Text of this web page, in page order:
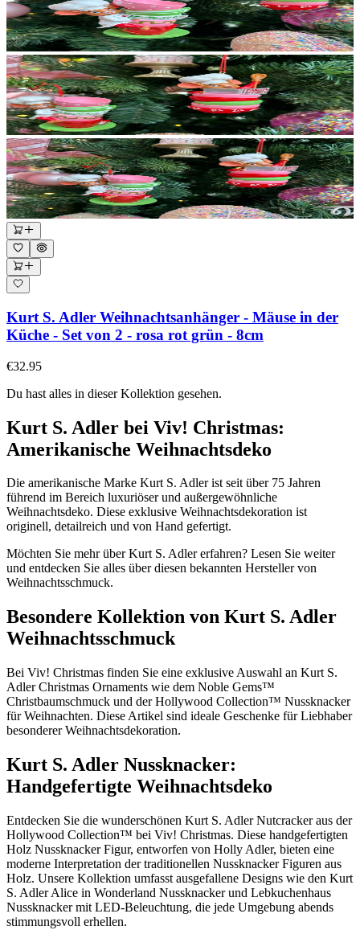
Kurt S. Adler Weihnachtsanhänger - Mäuse in der
Küche - Set von 2 - rosa rot grün - 8cm
€32.95
Du hast alles in dieser Kollektion gesehen.
Kurt S. Adler bei Viv! Christmas:
Amerikanische Weihnachtsdeko
Die amerikanische Marke Kurt S. Adler ist seit über 75 Jahren
führend im Bereich luxuriöser und außergewöhnliche
Weihnachtsdeko. Diese exklusive Weihnachtsdekoration ist
originell, detailreich und von Hand gefertigt.
Möchten Sie mehr über Kurt S. Adler erfahren? Lesen Sie weiter
und entdecken Sie alles über diesen bekannten Hersteller von
Weihnachtsschmuck.
Besondere Kollektion von Kurt S. Adler
Weihnachtsschmuck
Bei Viv! Christmas finden Sie eine exklusive Auswahl an Kurt S.
Adler Christmas Ornaments wie dem Noble Gems™
Christbaumschmuck und der Hollywood Collection™ Nussknacker
für Weihnachten. Diese Artikel sind ideale Geschenke für Liebhaber
besonderer Weihnachtsdekoration.
Kurt S. Adler Nussknacker:
Handgefertigte Weihnachtsdeko
Entdecken Sie die wunderschönen Kurt S. Adler Nutcracker aus der
Hollywood Collection™ bei Viv! Christmas. Diese handgefertigten
Holz Nussknacker Figur, entworfen von Holly Adler, bieten eine
moderne Interpretation der traditionellen Nussknacker Figuren aus
Holz. Unsere Kollektion umfasst ausgefallene Designs wie den Kurt
S. Adler Alice in Wonderland Nussknacker und Lebkuchenhaus
Nussknacker mit LED-Beleuchtung, die jede Umgebung abends
stimmungsvoll erhellen.